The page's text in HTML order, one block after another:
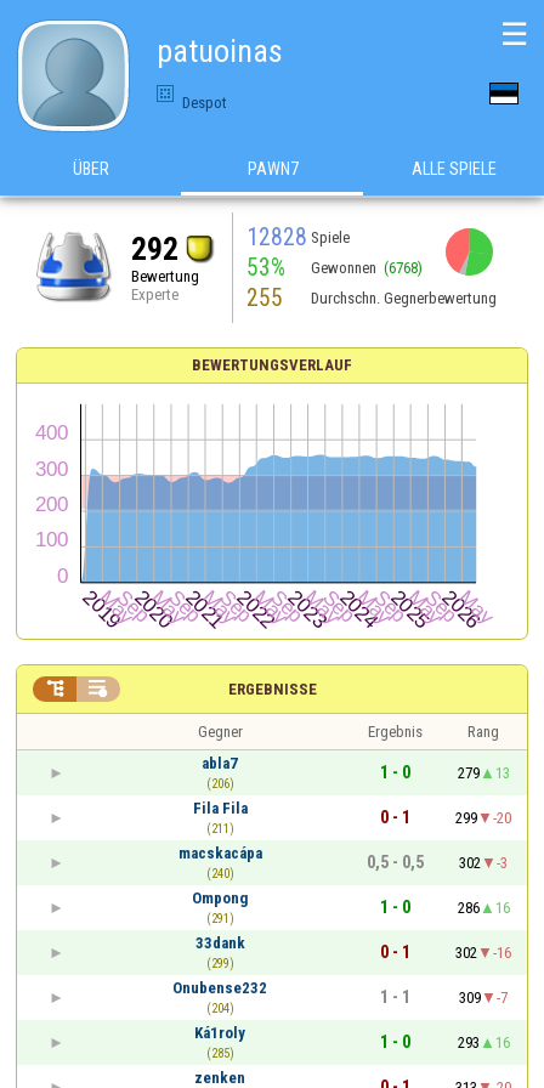
patuoinas
Despot
☰
ÜBER PAWN7 ALLE SPIELE
292
Bewertung
Experte
12828 Spiele
53% Gewonnen (6768)
255 Durchschn. Gegnerbewertung
BEWERTUNGSVERLAUF
ERGEBNISSE
 
Gegner Ergebnis
Rang
abla7
(206)
1 - 0 279
13
Fila Fila
(211)
0 - 1 299
-20
macskacápa
(240)
0,5 - 0,5 302
-3
Ompong
(291)
1 - 0 286
16
33dank
(299)
0 - 1 302
-16
Onubense232
(204)
1 - 1 309
-7
Ká1roly
(285)
1 - 0 293
16
zenken